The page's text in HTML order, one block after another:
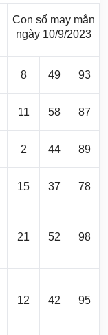
Con số may mắn
ngày 10/9/2023
8 49 93
11 58 87
2 44 89
15 37 78
21 52 98
12 42 95